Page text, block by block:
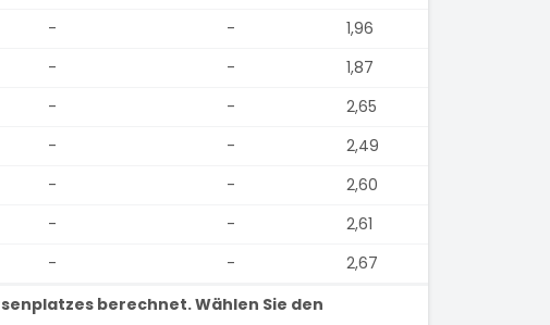
- -
1,96
- -
1,87
- -
2,65
- -
2,49
- -
2,60
- -
2,61
- -
2,67
berechnet. Wählen Sie den